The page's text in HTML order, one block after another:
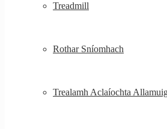
Treadmill
Rothar Sníomhach
Trealamh Aclaíochta